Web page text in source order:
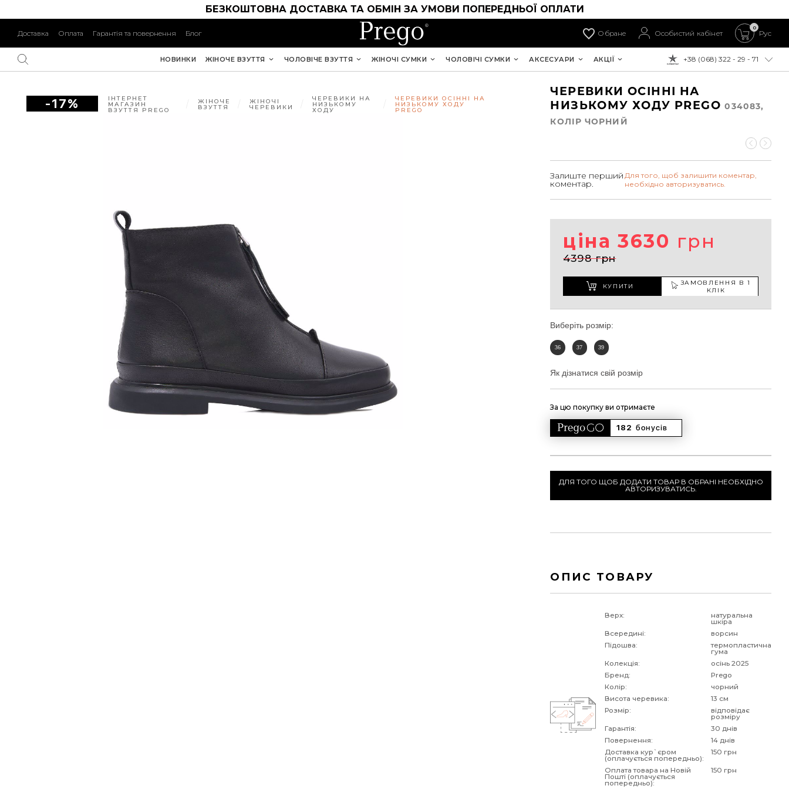
БЕЗКОШТОВНА ДОСТАВКА ТА ОБМІН ЗА УМОВИ ПОПЕРЕДНЬОЇ ОПЛАТИ
Доставка Оплата Гарантія та повернення Блог Обране Особистий кабінет
0
Рус
ДО ОПЛАТИ:
+38 (068) 322 - 29 - 71
НОВИНКИ ЖІНОЧЕ ВЗУТТЯ ЧОЛОВІЧЕ ВЗУТТЯ ЖІНОЧІ СУМКИ ЧОЛОВІЧІ СУМКИ АКСЕСУАРИ АКЦІЇ
-17% ІНТЕРНЕТ
МАГАЗИН
ВЗУТТЯ PREGO
ЖІНОЧЕ
ВЗУТТЯ
ЖІНОЧІ
ЧЕРЕВИКИ
ЧЕРЕВИКИ НА
НИЗЬКОМУ
ХОДУ
ЧЕРЕВИКИ ОСІННІ НА
НИЗЬКОМУ ХОДУ
PREGO
ЧЕРЕВИКИ ОСІННІ НА
НИЗЬКОМУ ХОДУ PREGO034083,
КОЛIР ЧОРНИЙ
Залиште перший
коментар.
Для того, щоб залишити коментар,
необхідно авторизуватись.
ціна 3630 грн
4398 грн
КУПИТИ
ЗАМОВЛЕННЯ В 1
КЛІК
Виберіть розмір:
36 37 39
Як дізнатися свій розмір
За цю покупку ви отримаєте
182 бонусів
ДЛЯ ТОГО ЩОБ ДОДАТИ ТОВАР В ОБРАНІ НЕОБХІДНО
АВТОРИЗУВАТИСЬ.
ОПИС ТОВАРУ
Верх: натуральна
шкіра
Всередині:
ворсин
Підошва:
термопластична
гума
Колекція:
осінь 2025
Бренд:
Prego
Колір:
чорний
Висота черевика:
13 см
Розмір:
відповідає
розміру
Гарантія:
30 днів
Повернення:
14 днів
Доставка кур`єром
(оплачується попередньо):
150 грн
Оплата товара на Новій
Пошті (оплачується
попередньо):
150 грн